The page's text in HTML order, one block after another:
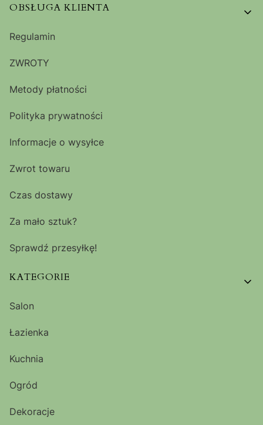
OBSŁUGA KLIENTA
Regulamin
ZWROTY
Metody płatności
Polityka prywatności
Informacje o wysyłce
Zwrot towaru
Czas dostawy
Za mało sztuk?
Sprawdź przesyłkę!
KATEGORIE
Salon
Łazienka
Kuchnia
Ogród
Dekoracje